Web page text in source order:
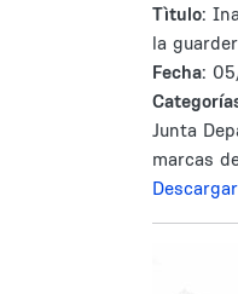
Tìtulo:
la
Fecha:
Junta
marcas